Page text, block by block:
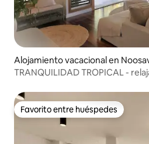
Alojamiento vacacional en
TRANQUILIDAD TROPICAL -
Favorito entre huéspedes
Favorito entre huéspedes